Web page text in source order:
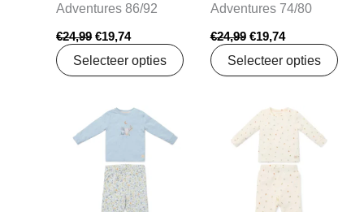
Adventures 86/92
€24,99 €19,74
Selecteer opties
Adventures 74/80
€24,99 €19,74
Selecteer opties
Oorspronkelijke
prijs
€24,99.
Huidige
prijs
€19,74.
Oorspronkelijke
prijs
was:
€27,99.
Huidige
prijs
is:
€22,11.